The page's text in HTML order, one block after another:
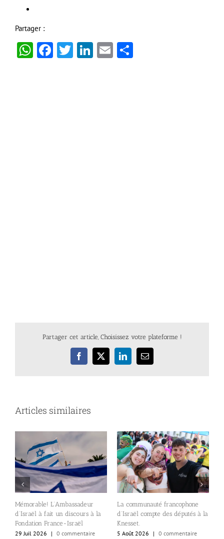
Partager :
WhatsApp
Facebook
Twitter
LinkedIn
Email
Partager cet article, Choisissez votre plateforme !
Facebook
X LinkedInEmail
Articles similaires
Mémorable! L’Ambassadeur
d’Israël à fait un discours à la
Fondation France-Israël
29 Juil 2026
| 0 commentaire
La communauté francophone
d’Israël compte des députés à la
Knesset.
5 Août 2026
| 0 commentaire